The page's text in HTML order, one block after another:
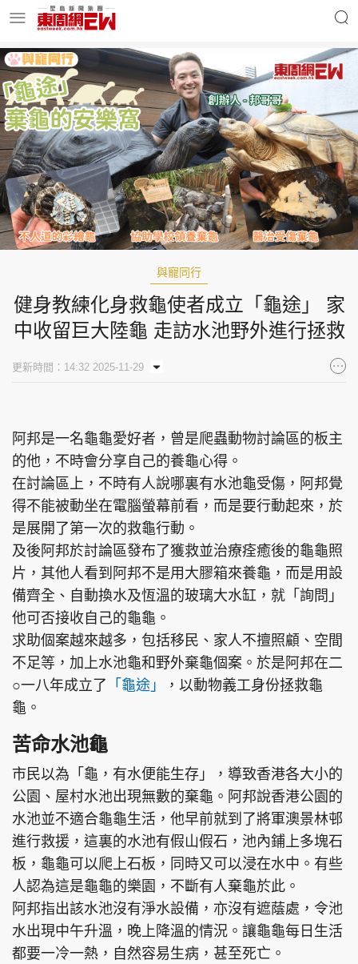
明星名人 時事財經
東周Ladies 優享生活
東周食玩通 會員活動
玄學靈異 東周專欄
東周刊 cazbuyer
PCM 電腦廣場 星島頭條 星島日報
頭條日報 星島環球 The Standard
頭條搵工 EDUPLUS
關於我們
聯絡我們
隱私政策聲明
使用條款
版權及免責聲明
與寵同行
健身教練化身救龜使者成立「龜途」 家
中收留巨大陸龜 走訪水池野外進行拯救
更新時間：14:32 2025-11-29
阿邦是一名龜龜愛好者，曾是爬蟲動物討論區的板主
的他，不時會分享自己的養龜心得。
在討論區上，不時有人說哪裏有水池龜受傷，阿邦覺
得不能被動坐在電腦螢幕前看，而是要行動起來，於
是展開了第一次的救龜行動。
及後阿邦於討論區發布了獲救並治療痊癒後的龜龜照
片，其他人看到阿邦不是用大膠箱來養龜，而是用設
備齊全、自動換水及恆溫的玻璃大水缸，就「詢問」
他可否接收自己的龜龜。
求助個案越來越多，包括移民、家人不擅照顧、空間
不足等，加上水池龜和野外棄龜個案。於是阿邦在二
○一八年成立了 「龜途」
，以動物義工身份拯救龜
龜。
苦命水池龜
市民以為「龜，有水便能生存」，導致香港各大小的
公園、屋村水池出現無數的棄龜。阿邦說香港公園的
水池並不適合龜龜生活，他早前就到了將軍澳景林邨
進行救援，這裏的水池有假山假石，池內鋪上多塊石
板，龜龜可以爬上石板，同時又可以浸在水中。有些
人認為這是龜龜的樂園，不斷有人棄龜於此。
阿邦指出該水池沒有淨水設備，亦沒有遮蔭處，令池
水出現中午升溫，晚上降溫的情況。讓龜龜每日生活
都要一冷一熱，自然容易生病，甚至死亡。